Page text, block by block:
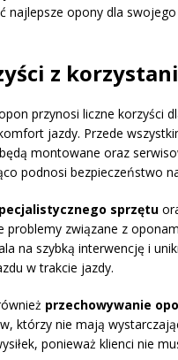
najlepsze opony dla
z
przynosi liczne korzyści
jazdy. Przede
montowane oraz
podnosi bezpieczeństwo
sprzętu
problemy związane z
na szybką interwencję i
w trakcie jazdy.
przechowywanie
którzy nie mają
ponieważ klienci nie